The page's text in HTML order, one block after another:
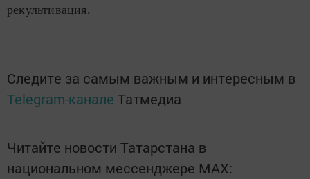
рекультивация.
Следите за самым важным и интересным в
Telegram-канале Татмедиа
Читайте новости Татарстана в
национальном мессенджере MАХ: